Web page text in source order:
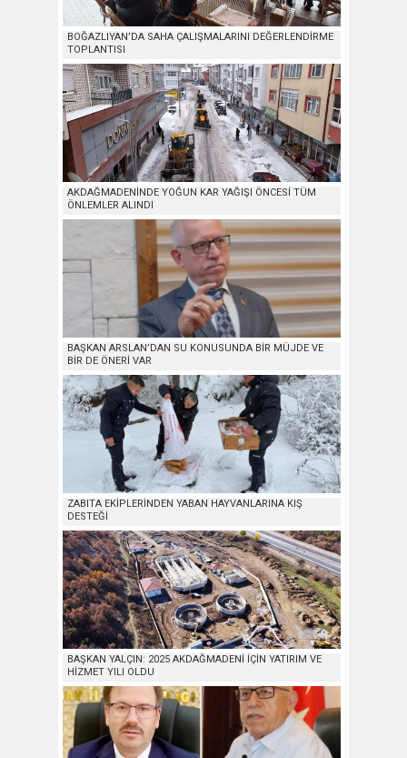
BOĞAZLIYAN’DA SAHA ÇALIŞMALARINI DEĞERLENDİRME
TOPLANTISI
AKDAĞMADENİNDE YOĞUN KAR YAĞIŞI ÖNCESİ TÜM
ÖNLEMLER ALINDI
BAŞKAN ARSLAN’DAN SU KONUSUNDA BİR MÜJDE VE
BİR DE ÖNERİ VAR
ZABITA EKİPLERİNDEN YABAN HAYVANLARINA KIŞ
DESTEĞİ
BAŞKAN YALÇIN: 2025 AKDAĞMADENİ İÇİN YATIRIM VE
HİZMET YILI OLDU